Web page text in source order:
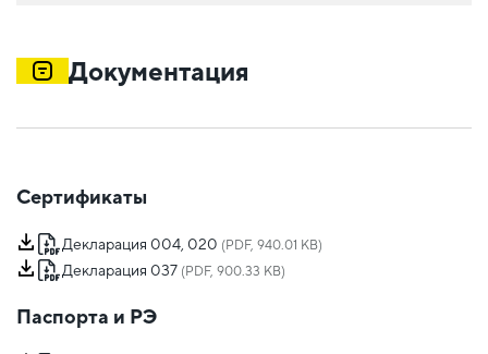
Документация
Сертификаты
Декларация 004, 020 (PDF, 940.01 KB)
Декларация 037 (PDF, 900.33 KB)
Паспорта и РЭ